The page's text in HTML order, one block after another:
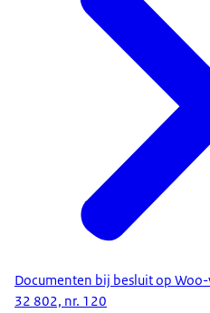
Documenten bij besluit op
32 802, nr. 120